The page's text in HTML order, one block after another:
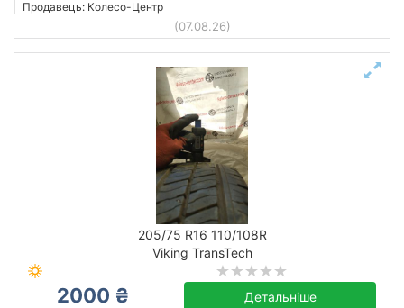
Продавець: Колесо-Центр
(07.08.26)
205/75 R16 110/108R
Viking TransTech
2000 ₴ Детальніше